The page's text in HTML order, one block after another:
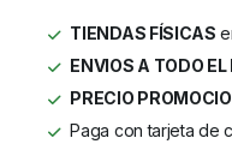
TIENDAS FÍSICAS
ENVIOS A TODO EL
PRECIO
Paga con tarjeta de